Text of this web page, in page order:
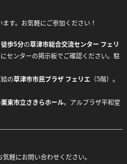
す。お気軽にご参加ください！
徒歩5分の草津市総合交流センター フェリ
にセンターの掲示板でご確認ください。駐
の草津市市民プラザ フェリエ （5階）。
栗東市立さきらホール。アルプラザ平和堂
軽にお問い合わせください。